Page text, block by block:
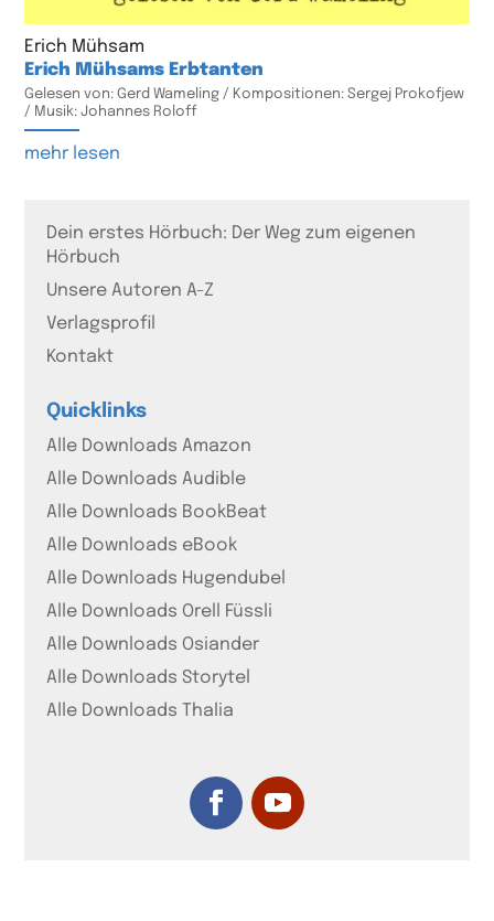
Erich Mühsam
Erich Mühsams Erbtanten
Gelesen von: Gerd Wameling / Kompositionen: Sergej Prokofjew
/ Musik: Johannes Roloff
mehr lesen
Dein erstes Hörbuch: Der Weg zum eigenen
Hörbuch
Unsere Autoren A-Z
Verlagsprofil
Kontakt
Quicklinks
Alle Downloads Amazon
Alle Downloads Audible
Alle Downloads BookBeat
Alle Downloads eBook
Alle Downloads Hugendubel
Alle Downloads Orell Füssli
Alle Downloads Osiander
Alle Downloads Storytel
Alle Downloads Thalia